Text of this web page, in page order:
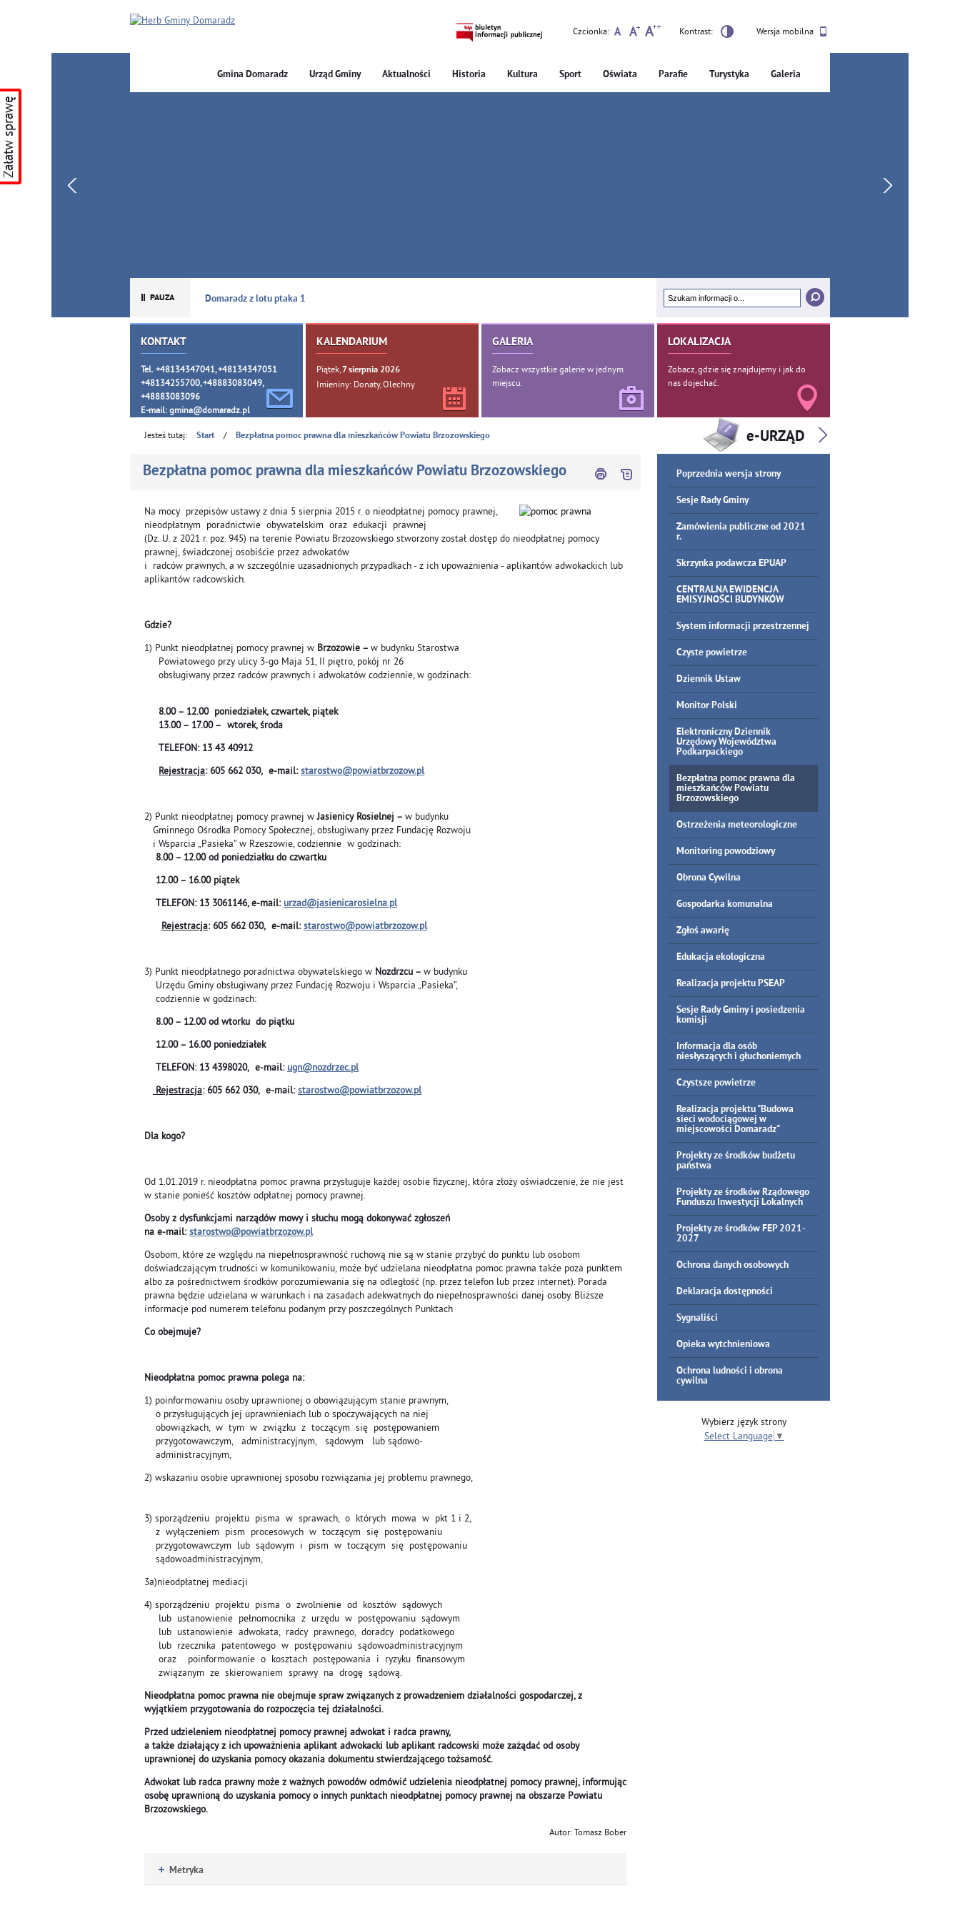
Wersja mobilna
Czcionka: Kontrast:
Gmina Domaradz Urząd Gminy Aktualności Historia Kultura Sport Oświata Parafie Turystyka Galeria
Domaradz z lotu ptaka 1
KONTAKT
Tel. +48134347041, +48134347051
+48134255700, +48883083049,
+48883083096
E-mail: gmina@domaradz.pl
KALENDARIUM
Piątek, 7sierpnia 2026
Imieniny: Donaty, Olechny
GALERIA
Zobacz wszystkie galerie w jednym
miejscu.
LOKALIZACJA
Zobacz, gdzie się znajdujemy i jak do
nas dojechać.
Załatw sprawę
Jesteś tutaj: Start / Bezpłatna pomoc prawna dla mieszkańców Powiatu Brzozowskiego
Bezpłatna pomoc prawna dla mieszkańców Powiatu Brzozowskiego
Na mocy przepisów ustawy z dnia 5 sierpnia 2015 r. o nieodpłatnej pomocy prawnej,
nieodpłatnym poradnictwie obywatelskim oraz edukacji prawnej
(Dz. U. z 2021 r. poz. 945) na terenie Powiatu Brzozowskiego stworzony został dostęp do nieodpłatnej pomocy
prawnej, świadczonej osobiście przez adwokatów
i radców prawnych, a w szczególnie uzasadnionych przypadkach - z ich upoważnienia - aplikantów adwokackich lub
aplikantów radcowskich.
Gdzie?
1) Punkt nieodpłatnej pomocy prawnej w Brzozowie – w budynku Starostwa
Powiatowego przy ulicy 3-go Maja 51, II piętro, pokój nr 26
obsługiwany przez radców prawnych i adwokatów codziennie, w godzinach:
8.00 – 12.00 poniedziałek, czwartek, piątek
13.00 – 17.00 – wtorek, środa
TELEFON: 13 43 40912
Rejestracja: 605 662 030, e-mail:starostwo@powiatbrzozow.pl
2) Punkt nieodpłatnej pomocy prawnej wJasienicy Rosielnej – w budynku
Gminnego Ośrodka Pomocy Społecznej, obsługiwany przez Fundację Rozwoju
i Wsparcia „Pasieka” w Rzeszowie, codziennie w godzinach:
8.00 – 12.00 od poniedziałku do czwartku
12.00 – 16.00 piątek
TELEFON: 13 3061146, e-mail: urzad@jasienicarosielna.pl
Rejestracja: 605 662 030, e-mail:starostwo@powiatbrzozow.pl
3) Punkt nieodpłatnego poradnictwa obywatelskiego w Nozdrzcu – w budynku
Urzędu Gminy obsługiwany przez Fundację Rozwoju i Wsparcia „Pasieka”,
codziennie w godzinach:
8.00 – 12.00 od wtorku do piątku
12.00 – 16.00 poniedziałek
TELEFON: 13 4398020, e-mail: ugn@nozdrzec.pl
Rejestracja: 605 662 030, e-mail:starostwo@powiatbrzozow.pl
Dla kogo?
Od 1.01.2019 r. nieodpłatna pomoc prawna przysługuje każdej osobie fizycznej, która złoży oświadczenie, że nie jest
w stanie ponieść kosztów odpłatnej pomocy prawnej.
Osoby z dysfunkcjami narządów mowy i słuchu mogą dokonywać zgłoszeń
na e-mail:starostwo@powiatbrzozow.pl
Osobom, które ze względu na niepełnosprawność ruchową nie są w stanie przybyć do punktu lub osobom
doświadczającym trudności w komunikowaniu, może być udzielana nieodpłatna pomoc prawna także poza punktem
albo za pośrednictwem środków porozumiewania się na odległość (np. przez telefon lub przez internet). Porada
prawna będzie udzielana w warunkach i na zasadach adekwatnych do niepełnosprawności danej osoby. Bliższe
informacje pod numerem telefonu podanym przy poszczególnych Punktach
Co obejmuje?
Nieodpłatna pomoc prawna polega na:
1) poinformowaniu osoby uprawnionej o obowiązującym stanie prawnym,
o przysługujących jej uprawnieniach lub o spoczywających na niej
obowiązkach, w tym w związku z toczącym się postępowaniem
przygotowawczym, administracyjnym, sądowym lub sądowo-
administracyjnym,
2) wskazaniu osobie uprawnionej sposobu rozwiązania jej problemu prawnego,
3) sporządzeniu projektu pisma w sprawach, o których mowa w pkt 1 i 2,
z wyłączeniem pism procesowych w toczącym się postępowaniu
przygotowawczym lub sądowym i pism w toczącym się postępowaniu
sądowoadministracyjnym,
3a)nieodpłatnej mediacji
4) sporządzeniu projektu pisma o zwolnienie od kosztów sądowych
lub ustanowienie pełnomocnika z urzędu w postępowaniu sądowym
lub ustanowienie adwokata, radcy prawnego, doradcy podatkowego
lub rzecznika patentowego w postępowaniu sądowoadministracyjnym
oraz poinformowanie o kosztach postępowania i ryzyku finansowym
związanym ze skierowaniem sprawy na drogę sądową.
Nieodpłatna pomoc prawna nie obejmuje spraw związanych z prowadzeniem działalności gospodarczej, z
wyjątkiem przygotowania do rozpoczęcia tej działalności.
Przed udzieleniem nieodpłatnej pomocy prawnej adwokat i radca prawny,
a także działający z ich upoważnienia aplikant adwokacki lub aplikant radcowski może zażądać od osoby
uprawnionej do uzyskania pomocy okazania dokumentu stwierdzającego tożsamość.
Adwokat lub radca prawny może z ważnych powodów odmówić udzielenia nieodpłatnej pomocy prawnej, informując
osobę uprawnioną do uzyskania pomocy o innych punktach nieodpłatnej pomocy prawnej na obszarze Powiatu
Brzozowskiego.
Autor: Tomasz Bober
Metryka
Poprzednia wersja strony
Sesje Rady Gminy
Zamówienia publiczne od 2021
r.
Skrzynka podawcza EPUAP
CENTRALNA EWIDENCJA
EMISYJNOŚCI BUDYNKÓW
System informacji przestrzennej
Czyste powietrze
Dziennik Ustaw
Monitor Polski
Elektroniczny Dziennik
Urzędowy Województwa
Podkarpackiego
Bezpłatna pomoc prawna dla
mieszkańców Powiatu
Brzozowskiego
Ostrzeżenia meteorologiczne
Monitoring powodziowy
Obrona Cywilna
Gospodarka komunalna
Zgłoś awarię
Edukacja ekologiczna
Realizacja projektu PSEAP
Sesje Rady Gminy i posiedzenia
komisji
Informacja dla osób
niesłyszących i głuchoniemych
Czystsze powietrze
Realizacja projektu "Budowa
sieci wodociągowej w
miejscowości Domaradz"
Projekty ze środków budżetu
państwa
Projekty ze środków Rządowego
Funduszu Inwestycji Lokalnych
Projekty ze środków FEP 2021-
2027
Ochrona danych osobowych
Deklaracja dostępności
Sygnaliści
Opieka wytchnieniowa
Ochrona ludności i obrona
cywilna
Wybierz język strony
Select Language ▼